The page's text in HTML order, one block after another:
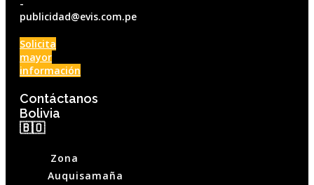
-
publicidad@evis.com.pe
Solicita
mayor
información
Contáctanos
Bolivia
🇧🇴
Zona
Auquisamaña